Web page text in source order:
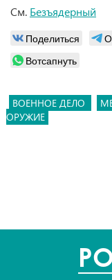
См. Безъядерный
Поделиться
Вотсапнуть
ВОЕННОЕ ДЕЛО
ОРУЖИЕ